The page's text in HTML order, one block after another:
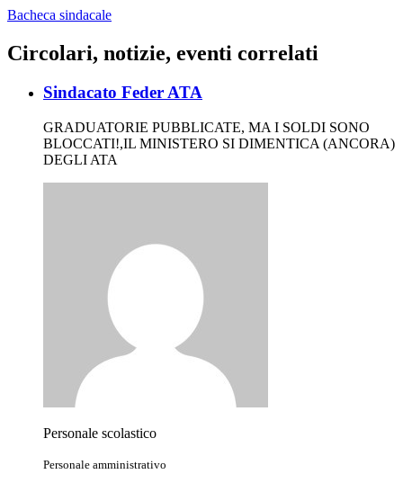
Bacheca sindacale
Circolari, notizie, eventi correlati
Sindacato Feder ATA
GRADUATORIE PUBBLICATE, MA I SOLDI SONO
BLOCCATI!,IL MINISTERO SI DIMENTICA (ANCORA)
DEGLI ATA
Personale scolastico
Personale amministrativo